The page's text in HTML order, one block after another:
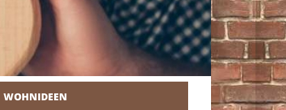
WOHNIDEEN